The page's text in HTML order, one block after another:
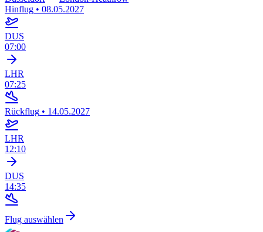
Hinflug • 08.05.2027
DUS
07:00
LHR
07:25
Rückflug • 14.05.2027
LHR
12:10
DUS
14:35
Flug auswählen